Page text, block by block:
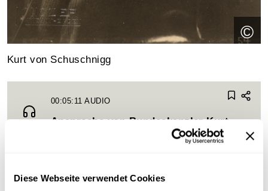
Diese Webseite verwendet Cookies
©
Kurt von Schuschnigg
00:05:11AUDIO
Ansprache von Bundeskanzler Kurt
Schuschnigg beim Bundesappell der